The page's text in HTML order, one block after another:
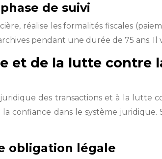
de suivi
réalise les formalités fiscales
pendant une durée de 75 ans.
et de la lutte contre
des transactions et à la lutte
confiance dans le système
obligation légale